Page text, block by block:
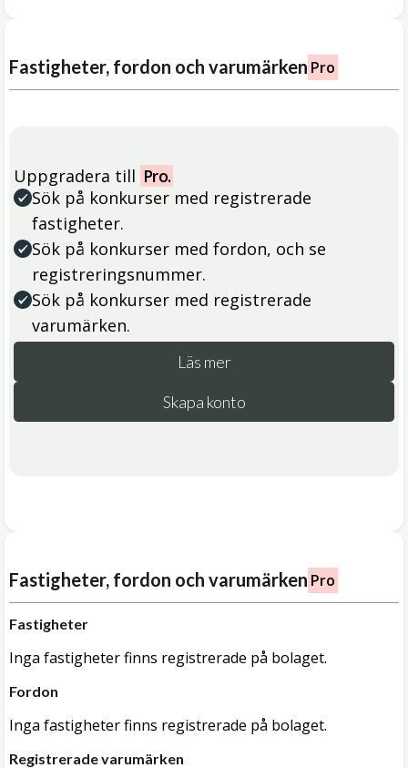
Fastigheter, fordon och varumärken Pro
Uppgradera till Pro.
Sök på konkurser med registrerade
fastigheter.
Sök på konkurser med fordon, och se
registreringsnummer.
Sök på konkurser med registrerade
varumärken.
Läs mer
Skapa konto
Fastigheter, fordon och varumärken Pro
Fastigheter
Inga fastigheter finns registrerade på bolaget.
Fordon
Inga fastigheter finns registrerade på bolaget.
Registrerade varumärken